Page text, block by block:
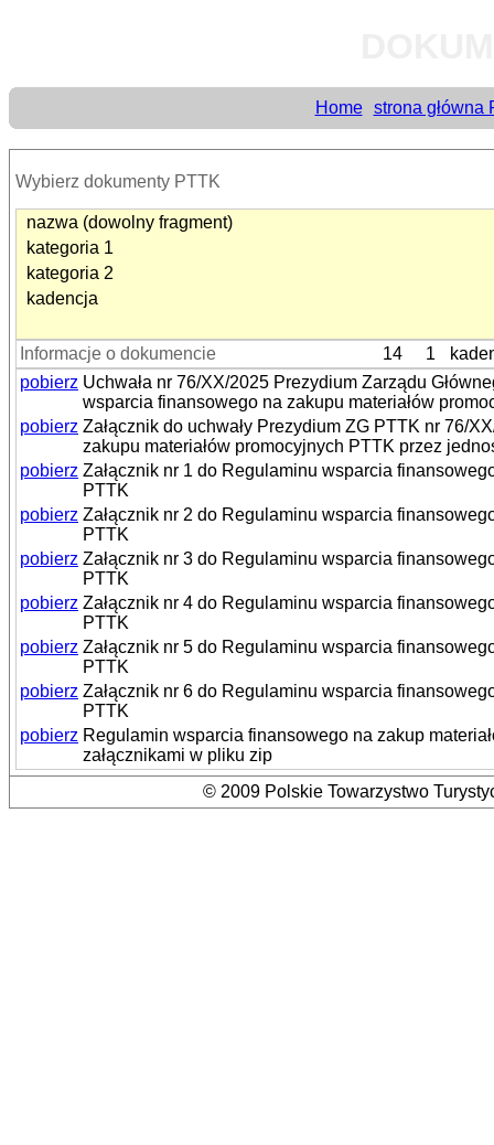
Home strona główna
Wybierz dokumenty PTTK
nazwa (dowolny fragment)
kategoria 1
kategoria 2
kadencja
Informacje o dokumencie 14 1
pobierz Uchwała nr 76/XX/2025 Prezydium Zarządu
wsparcia finansowego na zakupu materiałów
pobierz Załącznik do uchwały Prezydium ZG PTTK nr 76/
zakupu materiałów promocyjnych PTTK przez
pobierz Załącznik nr 1 do Regulaminu wsparcia
PTTK
pobierz Załącznik nr 2 do Regulaminu wsparcia
PTTK
pobierz Załącznik nr 3 do Regulaminu wsparcia
PTTK
pobierz Załącznik nr 4 do Regulaminu wsparcia
PTTK
pobierz Załącznik nr 5 do Regulaminu wsparcia
PTTK
pobierz Załącznik nr 6 do Regulaminu wsparcia
PTTK
pobierz Regulamin wsparcia finansowego na zakup
załącznikami w pliku zip
© 2009 Polskie Towarzystwo